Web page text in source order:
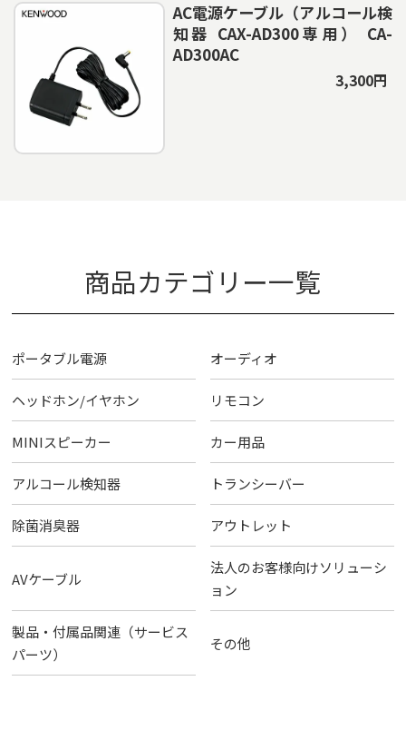
AC電源ケーブル（アルコール検
知器 CAX-AD300専用） CA-
AD300AC
3,300円
商品カテゴリー一覧
ポータブル電源 オーディオ
ヘッドホン/イヤホン リモコン
MINIスピーカー カー用品
アルコール検知器 トランシーバー
除菌消臭器 アウトレット
AVケーブル
法人のお客様向けソリューシ
ョン
製品・付属品関連（サービス
パーツ）
その他